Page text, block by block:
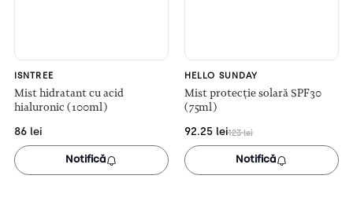
ISNTREE
Mist hidratant cu acid
hialuronic (100ml)
86 lei
Notifică
HELLO SUNDAY
Mist protecție solară SPF30
(75ml)
123lei
92.25 lei
Notifică